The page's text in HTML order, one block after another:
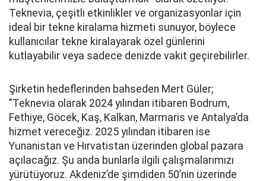
Teknevia, çeşitli etkinlikler ve organizasyonlar için
ideal bir tekne kiralama hizmeti sunuyor, böylece
kullanıcılar tekne kiralayarak özel günlerini
kutlayabilir veya sadece denizde vakit geçirebilirler.
Şirketin hedeflerinden bahseden Mert Güler;
"Teknevia olarak 2024 yılından itibaren Bodrum,
Fethiye, Göcek, Kaş, Kalkan, Marmaris ve Antalya’da
hizmet vereceğiz. 2025 yılından itibaren ise
Yunanistan ve Hırvatistan üzerinden global pazara
açılacağız. Şu anda bunlarla ilgili çalışmalarımızı
yürütüyoruz. Akdeniz’de şimdiden 50’nin üzerinde